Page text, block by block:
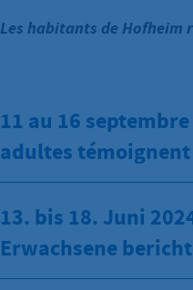
Les habitants de Hofheim
11 au 16
adultes témoignent
13. bis 18. Juni
Erwachsene